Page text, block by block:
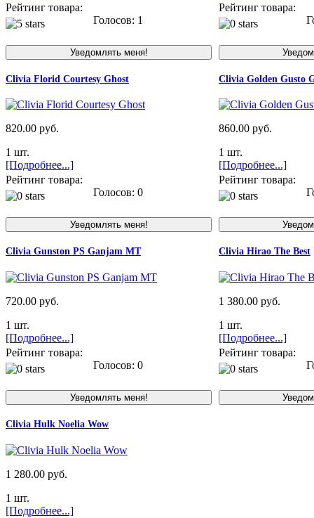
Рейтинг товара:
Голосов: 1
Рейтинг товара:
Clivia Florid Courtesy Ghost
820.00 руб.
1 шт.
[Подробнее...]
Рейтинг товара:
Голосов: 0
Clivia Golden Gusto
860.00 руб.
1 шт.
[Подробнее...]
Рейтинг товара:
Clivia Gunston PS Ganjam MT
720.00 руб.
1 шт.
[Подробнее...]
Рейтинг товара:
Голосов: 0
Clivia Hirao The Best
1 380.00 руб.
1 шт.
[Подробнее...]
Рейтинг товара:
Clivia Hulk Noelia Wow
1 280.00 руб.
1 шт.
[Подробнее...]